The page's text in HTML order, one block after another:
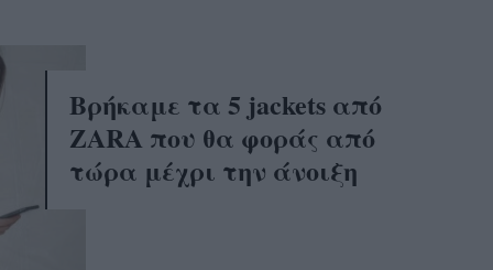
Βρήκαμε τα 5 jackets από
ZARA που θα φοράς από
τώρα μέχρι την άνοιξη